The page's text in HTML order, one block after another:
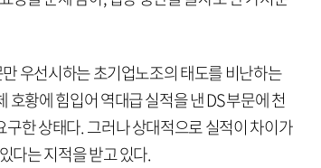
우선시하는 초기업노조의 태도를 비난하는
황에 힘입어 역대급 실적을 낸 DS 부문에 천
한 상태다. 그러나 상대적으로 실적이 차이가
다는 지적을 받고 있다.